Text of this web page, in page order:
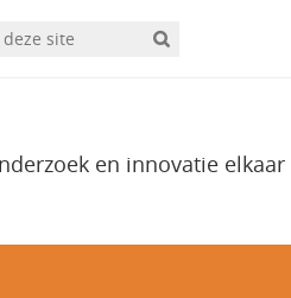
en innovatie elkaar